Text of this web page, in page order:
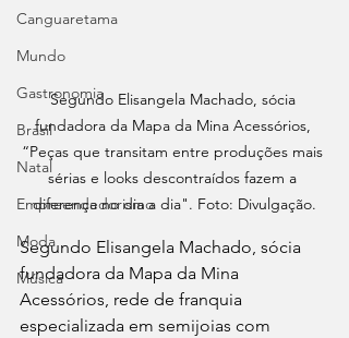
Canguaretama
Mundo
Gastronomia
Brasil
Natal
Empreendedorismo
Moda
Música
Segundo Elisangela Machado, sócia
fundadora da Mapa da Mina Acessórios,
“Peças que transitam entre produções mais
sérias e looks descontraídos fazem a
diferença no dia a dia". Foto: Divulgação.
Segundo Elisangela Machado, sócia
fundadora da Mapa da Mina
Acessórios, rede de franquia
especializada em semijoias com